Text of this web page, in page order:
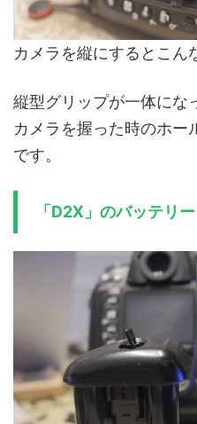
カメラを縦にするとこん
縦型グリップが一体にな
カメラを握った時のホー
です。
「D2X」のバッテリー